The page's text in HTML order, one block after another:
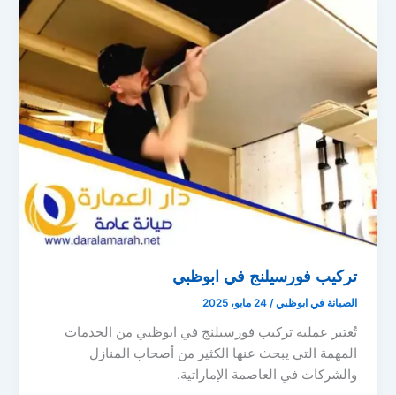
تركيب فورسيلنج في ابوظبي
الصيانة في ابوظبي/24 مايو، 2025
تُعتبر عملية تركيب فورسيلنج في ابوظبي من الخدمات
المهمة التي يبحث عنها الكثير من أصحاب المنازل
والشركات في العاصمة الإماراتية.